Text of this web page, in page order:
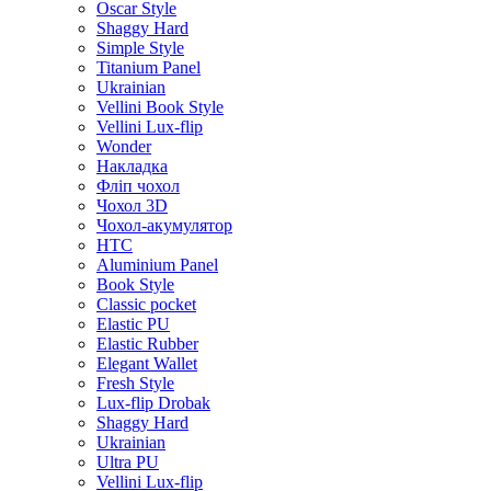
Oscar Style
Shaggy Hard
Simple Style
Titanium Panel
Ukrainian
Vellini Book Style
Vellini Lux-flip
Wonder
Накладка
Фліп чохол
Чохол 3D
Чохол-акумулятор
HTC
Aluminium Panel
Book Style
Classic pocket
Elastic PU
Elastic Rubber
Elegant Wallet
Fresh Style
Lux-flip Drobak
Shaggy Hard
Ukrainian
Ultra PU
Vellini Lux-flip